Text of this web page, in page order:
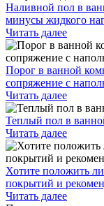
Наливной пол в
минусы жидкого
Читать далее
Порог в ванной
сопряжение с
Читать далее
Теплый пол в
Читать далее
Хотите положить
покрытий и
Читать далее